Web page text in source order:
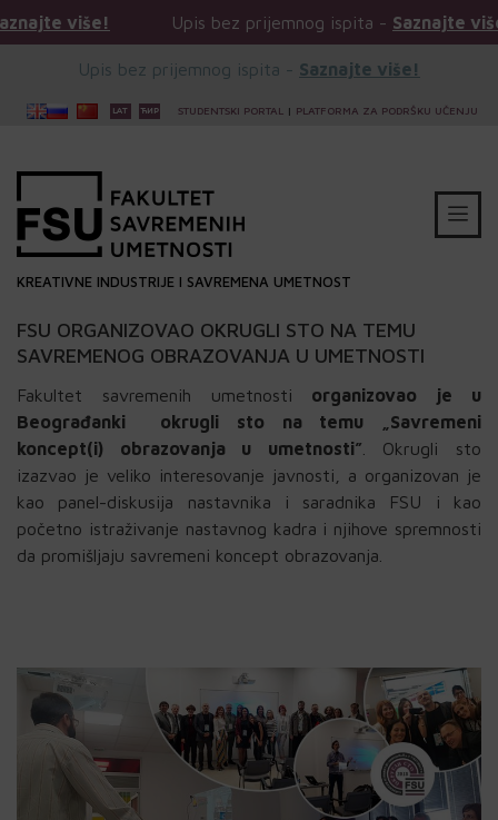
Upis bez prijemnog ispita -Saznajte više!
Upis bez prijemnog ispita - Saznajte više!
STUDENTSKI PORTAL | PLATFORMA ZA PODRŠKU UČENJU
KREATIVNE INDUSTRIJE I SAVREMENA UMETNOST
FSU ORGANIZOVAO OKRUGLI STO NA TEMU
SAVREMENOG OBRAZOVANJA U UMETNOSTI
Fakultet savremenih umetnosti organizovao je u
Beograđanki okrugli sto na temu „Savremeni
koncept(i) obrazovanja u umetnosti” . Okrugli sto
izazvao je veliko interesovanje javnosti, a organizovan je
kao panel-diskusija nastavnika i saradnika FSU i kao
početno istraživanje nastavnog kadra i njihove spremnosti
da promišljaju savremeni koncept obrazovanja.